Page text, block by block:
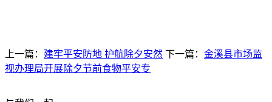
上一篇： 建牢平安防地 护航除夕安然 下一篇： 金溪县市场监
视办理局开展除夕节前食物平安专